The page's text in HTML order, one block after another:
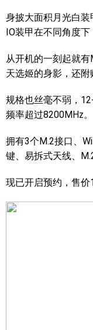
身披大面积月光白
IO装甲在不同角度下
从开机的一刻起就有
天选姬的身影，还附
规格也丝毫不弱，
频率超过8200MHz。
拥有3个M.2接口、
键、易拆式天线、
现已开启预约，售价